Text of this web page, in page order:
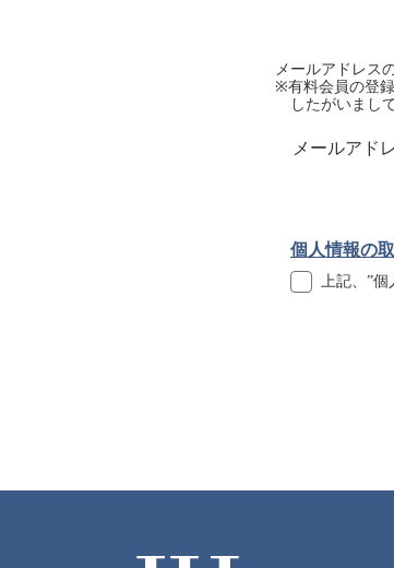
メールアドレス
※有料会員の登
したがいまし
メールアド
個人情報の
上記、”個